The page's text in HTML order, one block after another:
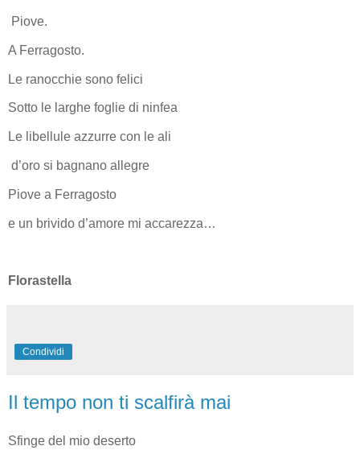
Piove.
A Ferragosto.
Le ranocchie sono felici
Sotto le larghe foglie di ninfea
Le libellule azzurre con le ali
d’oro si bagnano allegre
Piove a Ferragosto
e un brivido d’amore mi accarezza…
Florastella
Condividi
Il tempo non ti scalfirà mai
Sfinge del mio deserto